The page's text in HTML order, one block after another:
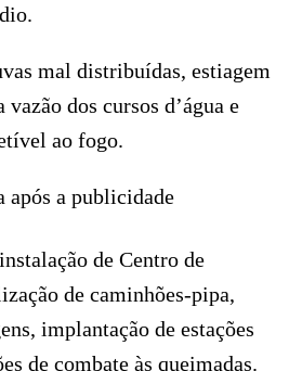
mal distribuídas, estiagem
dos cursos d’água e
ao fogo.
após a publicidade
de Centro de
de caminhões-pipa,
implantação de estações
de combate às queimadas.